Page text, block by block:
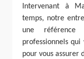
Intervenant à
temps, notre
une
professionnels
pour vous assurer